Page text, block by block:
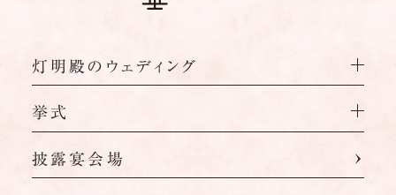
灯明殿のウェディング
挙式
披露宴会場